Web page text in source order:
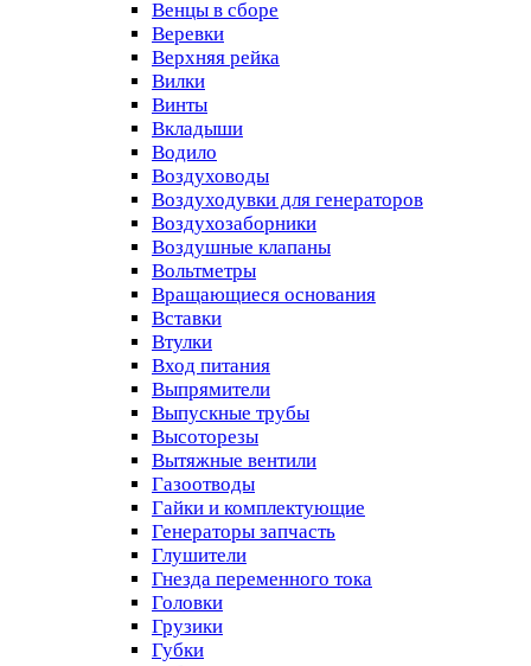
Венцы в сборе
Веревки
Верхняя рейка
Вилки
Винты
Вкладыши
Водило
Воздуховоды
Воздуходувки для генераторов
Воздухозаборники
Воздушные клапаны
Вольтметры
Вращающиеся основания
Вставки
Втулки
Вход питания
Выпрямители
Выпускные трубы
Высоторезы
Вытяжные вентили
Газоотводы
Гайки и комплектующие
Генераторы запчасть
Глушители
Гнезда переменного тока
Головки
Грузики
Губки